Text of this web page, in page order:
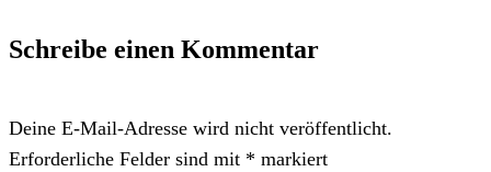
Schreibe einen Kommentar
Deine E-Mail-Adresse wird nicht veröffentlicht.
Erforderliche Felder sind mit * markiert